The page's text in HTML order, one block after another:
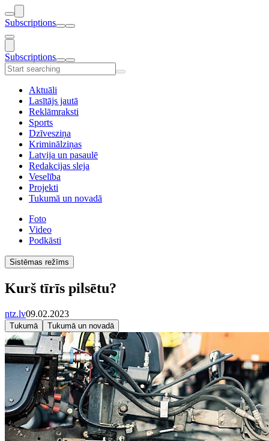
Subscriptions
Subscriptions
Aktuāli
Lasītājs jautā
Reklāmraksti
Sports
Dzīvesziņa
Kriminālziņas
Latvija un pasaulē
Redakcijas sleja
Veselība
Projekti
Tukumā un novadā
Foto
Video
Podkāsti
Sistēmas režīms
Kurš tīrīs pilsētu?
ntz.lv09.02.2023
Tukumā Tukumā un novadā